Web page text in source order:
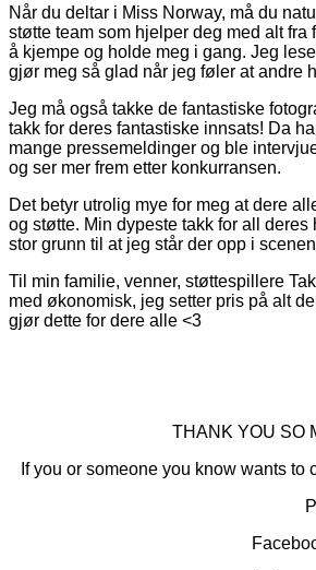
Når du deltar i Miss Norway, må du
støtte team som hjelper deg med alt
å kjempe og holde meg i gang. Jeg
gjør meg så glad når jeg føler at andre
Jeg må også takke de fantastiske
takk for deres fantastiske innsats! Da
mange pressemeldinger og ble
og ser mer frem etter konkurransen.
Det betyr utrolig mye for meg at dere
og støtte. Min dypeste takk for all
stor grunn til at jeg står der opp i
Til min familie, venner, støttespillere
med økonomisk, jeg setter pris på alt
gjør dette for dere alle <3
THANK YOU SO
If you or someone you know wants